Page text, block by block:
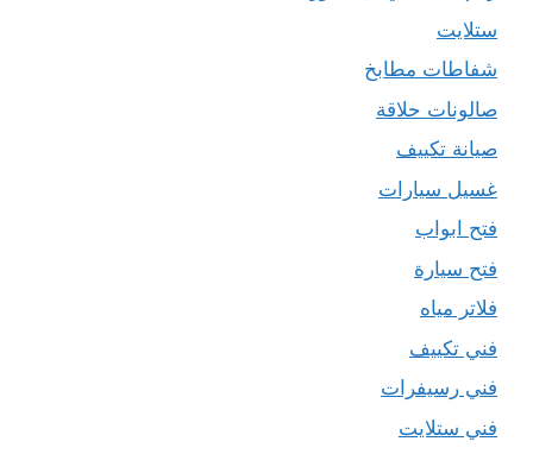
ستلايت
شفاطات مطابخ
صالونات حلاقة
صيانة تكييف
غسيل سيارات
فتح ابواب
فتح سيارة
فلاتر مياه
فني تكييف
فني رسيفرات
فني ستلايت